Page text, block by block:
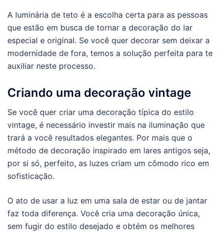
A luminária de teto é a escolha certa para as pessoas
que estão em busca de tornar a decoração do lar
especial e original. Se você quer decorar sem deixar a
modernidade de fora, temos a solução perfeita para te
auxiliar neste processo.
Criando uma decoração vintage
Se você quer criar uma decoração típica do estilo
vintage, é necessário investir mais na iluminação que
trará a você resultados elegantes. Por mais que o
método de decoração inspirado em lares antigos seja,
por si só, perfeito, as luzes criam um cômodo rico em
sofisticação.
O ato de usar a luz em uma sala de estar ou de jantar
faz toda diferença. Você cria uma decoração única,
sem fugir do estilo desejado e obtém os melhores